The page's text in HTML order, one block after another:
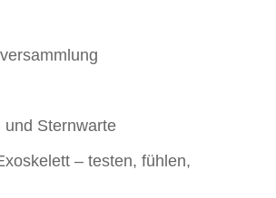
und Sternwarte
– testen, fühlen,